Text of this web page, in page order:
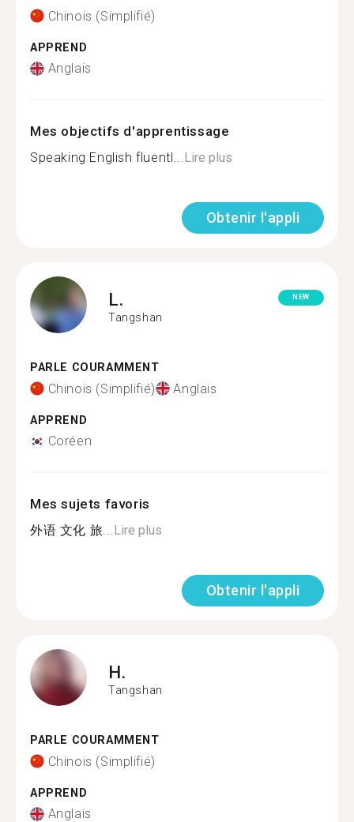
Chinois (Simplifié)
APPREND
Anglais
Mes objectifs d'apprentissage
Speaking English fluentl...Lire plus
Obtenir l'appli
L.
Tangshan
NEW
PARLE COURAMMENT
Chinois (Simplifié) Anglais
APPREND
Coréen
Mes sujets favoris
外语 文化 旅...Lire plus
Obtenir l'appli
H.
Tangshan
PARLE COURAMMENT
Chinois (Simplifié)
APPREND
Anglais